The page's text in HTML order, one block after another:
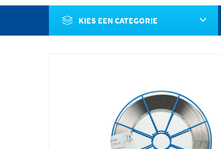
KIES EEN CATEGORIE